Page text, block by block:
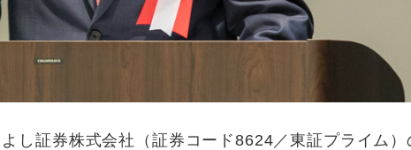
し証券株式会社（証券コード8624／東証プライム）